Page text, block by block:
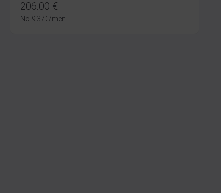
206.00 €
No 9.37€/mēn.